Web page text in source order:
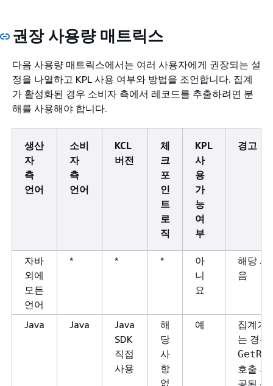
권장 사용량 매트릭스
다음 사용량 매트릭스에서는 여러 사용자에게 권장되는 설
정을 나열하고 KPL 사용 여부와 방법을 조언합니다. 집계
가 활성화된 경우 소비자 측에서 레코드를 추출하려면 분
해를 사용해야 합니다.
생산
자
측
언어
소비
자
측
언어
KCL
버전
체
크
포
인
트
로
직
KPL
사
용
가
능
여
부
경고
자바
외에
모든
언어
* * *
아
니
요
해당 사
음
Java Java
Java
SDK
직접
사용
해
당
사
항
없
예
집계가
는 경우
호출 후
공된 분